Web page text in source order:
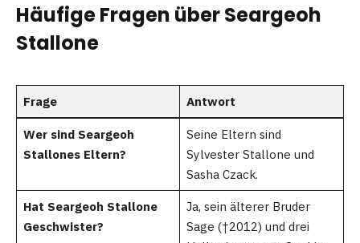
Häufige Fragen über Seargeoh
Stallone
Frage Antwort
Wer sind Seargeoh
Stallones Eltern?
Seine Eltern sind
Sylvester Stallone und
Sasha Czack.
Hat Seargeoh Stallone
Geschwister?
Ja, sein älterer Bruder
Sage (†2012) und drei